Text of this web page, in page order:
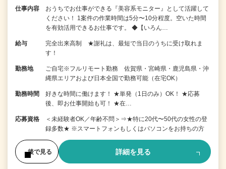
仕事内容
おうちでお仕事ができる『美容系モニター』として活躍して
ください！ 1案件の作業時間は5分〜10分程度。空いた時間
を有効活用できるお仕事です。 ◆【いろん…
給与
完全出来高制 ★謝礼は、最短で当日のうちに受け取れま
す！
勤務地
ご自宅※フルリモート勤務 佐賀県・宮崎県・鹿児島県・沖
縄県エリアおよび日本全国で勤務可能（在宅OK）
勤務時間
好きな時間に働けます！ ★単発（1日のみ）OK！ ★応募
後、即お仕事開始も可！ ★在…
応募資格
＜未経験者OK／年齢不問＞⇒★特に20代〜50代の女性の登
録多数★ ※スマートフォンもしくはパソコンをお持ちの方
後で見る 詳細を見る